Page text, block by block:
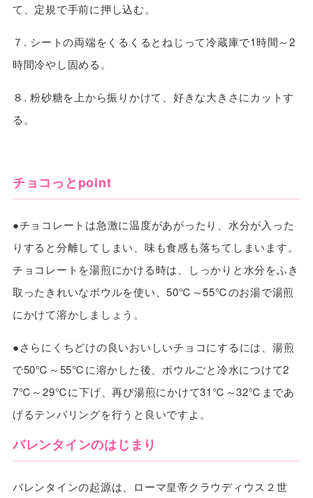
て、定規で手前に押し込む。
７. シートの両端をくるくるとねじって冷蔵庫で1時間～2
時間冷やし固める。
８. 粉砂糖を上から振りかけて、好きな大きさにカットす
る。
チョコっとpoint
●チョコレートは急激に温度があがったり、水分が入った
りすると分離してしまい、味も食感も落ちてしまいます。
チョコレートを湯煎にかける時は、しっかりと水分をふき
取ったきれいなボウルを使い、50℃～55℃のお湯で湯煎
にかけて溶かしましょう。
●さらにくちどけの良いおいしいチョコにするには、湯煎
で50℃～55℃に溶かした後、ボウルごと冷水につけて2
7℃～29℃に下げ、再び湯煎にかけて31℃～32℃まであ
げるテンパリングを行うと良いですよ。
バレンタインのはじまり
バレンタインの起源は、ローマ皇帝クラウディウス２世